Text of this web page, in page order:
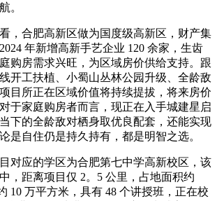
。
合肥高新区做为国度级高新区，财产集
年新增高新手艺企业 120 余家，生齿
购房需求兴旺，为区域房价供给支持。跟
开工扶植、小蜀山丛林公园升级、全龄敌
目所正在区域价值将持续提拔，将来房价
于家庭购房者而言，现正在入手城建星启
下的全龄敌对栖身取优良配套，还能实现
是自住仍是持久持有，都是明智之选。
应的学区为合肥第七中学高新校区，该
，距离项目仅 2。5 公里，占地面积约
10 万平方米，具有 48 个讲授班，正在校